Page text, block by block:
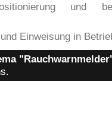
und
Einweisung in